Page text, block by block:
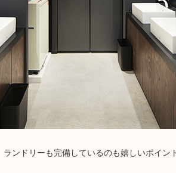
ンドリーも完備しているのも嬉しいポイン